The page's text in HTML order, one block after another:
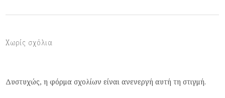
Χωρίς σχόλια
Δυστυχώς, η φόρμα σχολίων είναι ανενεργή αυτή τη στιγμή.